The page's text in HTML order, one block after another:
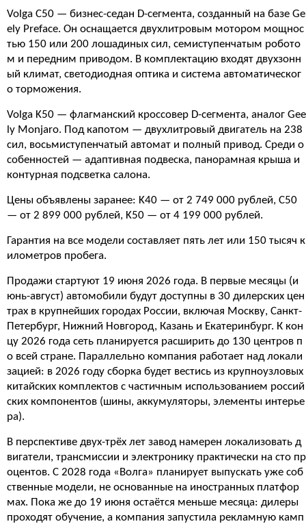
Volga C50 — бизнес-седан D-сегмента, созданный на базе Ge
ely Preface. Он оснащается двухлитровым мотором мощнос
тью 150 или 200 лошадиных сил, семиступенчатым робото
м и передним приводом. В комплектацию входят двухзонн
ый климат, светодиодная оптика и система автоматическог
о торможения.
Volga K50 — флагманский кроссовер D-сегмента, аналог Gee
ly Monjaro. Под капотом — двухлитровый двигатель на 238
сил, восьмиступенчатый автомат и полный привод. Среди о
собенностей — адаптивная подвеска, панорамная крыша и
контурная подсветка салона.
Цены объявлены заранее: K40 — от 2 749 000 рублей, C50
— от 2 899 000 рублей, K50 — от 4 199 000 рублей.
Гарантия на все модели составляет пять лет или 150 тысяч к
илометров пробега.
Продажи стартуют 19 июня 2026 года. В первые месяцы (и
юнь-август) автомобили будут доступны в 30 дилерских цен
трах в крупнейших городах России, включая Москву, Санкт-
Петербург, Нижний Новгород, Казань и Екатеринбург. К кон
цу 2026 года сеть планируется расширить до 130 центров п
о всей стране. Параллельно компания работает над локали
зацией: в 2026 году сборка будет вестись из крупноузловых
китайских комплектов с частичным использованием россий
ских компонентов (шины, аккумуляторы, элементы интерье
ра).
В перспективе двух-трёх лет завод намерен локализовать д
вигатели, трансмиссии и электронику практически на сто пр
оцентов. С 2028 года «Волга» планирует выпускать уже соб
ственные модели, не основанные на иностранных платфор
мах. Пока же до 19 июня остаётся меньше месяца: дилеры
проходят обучение, а компания запустила рекламную камп